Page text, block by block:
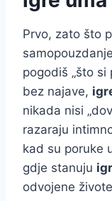
Prvo, zato što
pogodiš „što si
bez najave,
nikada nisi
razaraju
kad su poruke
gdje stanuju
odvojene